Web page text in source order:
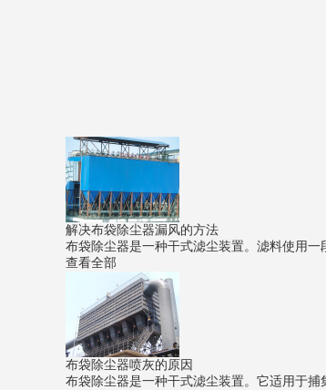
解决布袋除尘器漏风的方法
布袋除尘器是一种干式滤尘装置。滤料使用一
查看全部
布袋除尘器喷灰的原因
布袋除尘器是一种干式滤尘装置。它适用于捕